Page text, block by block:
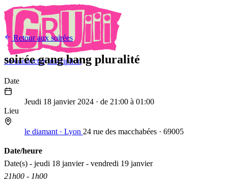
Se connecter Inscription
Retour aux soirées
soirée gang bang pluralité
Date
Jeudi 18 janvier 2024 · de 21:00 à 01:00
Lieu
le diamant · Lyon 24 rue des macchabées · 69005
Date/heure
Date(s) - jeudi 18 janvier - vendredi 19 janvier
21h00 - 1h00